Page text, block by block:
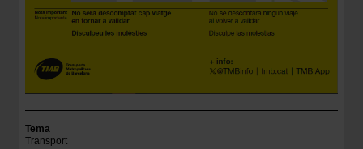
Tema
Transport